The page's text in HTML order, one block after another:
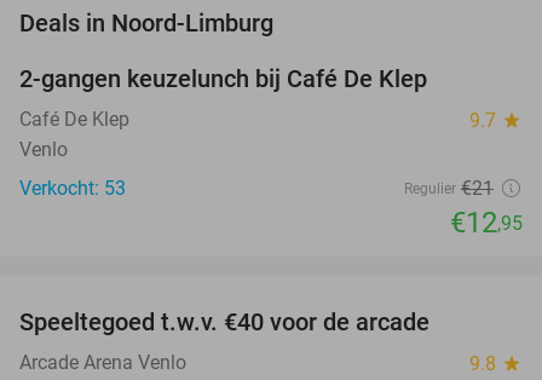
Deals in Noord-Limburg
NEW
TODAY
2-gangen keuzelunch bij Café De Klep
Café De Klep 9.7 star
Venlo
Verkocht: 53
Regulier €21
€12,95
Speeltegoed t.w.v. €40 voor de arcade
Arcade Arena Venlo 9.8 star